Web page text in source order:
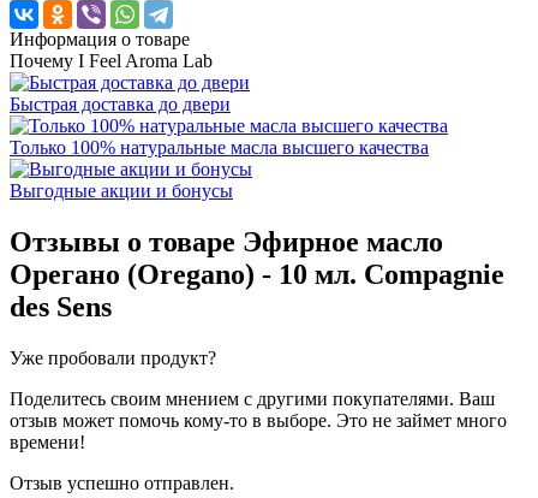
Информация о товаре
Почему I Feel Aroma Lab
Быстрая доставка до двери
Только 100% натуральные масла высшего качества
Выгодные акции и бонусы
Отзывы о товаре Эфирное масло
Орегано (Oregano) - 10 мл. Compagnie
des Sens
Уже пробовали продукт?
Поделитесь своим мнением с другими покупателями. Ваш
отзыв может помочь кому-то в выборе. Это не займет много
времени!
Отзыв успешно отправлен.